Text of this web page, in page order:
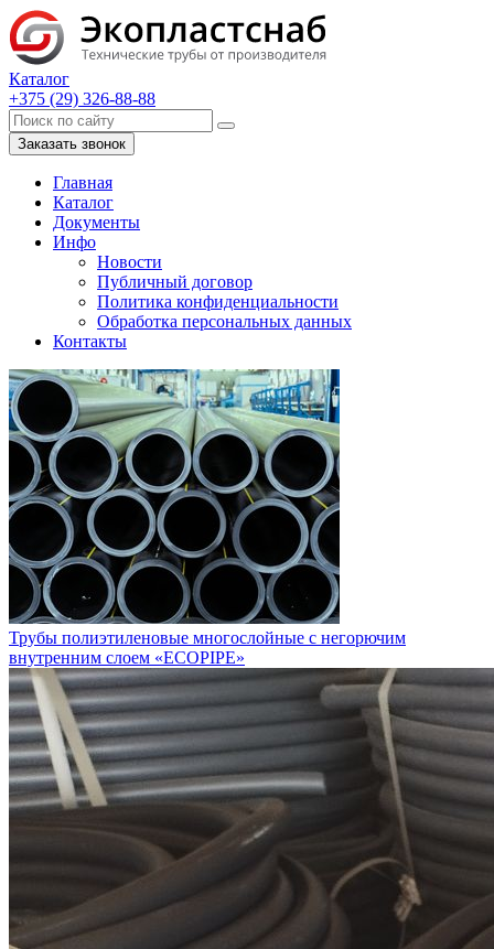
Каталог
+375 (29) 326-88-88
Заказать звонок
Главная
Каталог
Документы
Инфо
Новости
Публичный договор
Политика конфиденциальности
Обработка персональных данных
Контакты
Трубы полиэтиленовые многослойные с негорючим
внутренним слоем «ECOPIPE»